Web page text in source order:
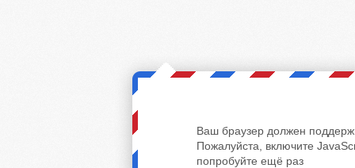
Ваш браузер должен
Пожалуйста, включите
попробуйте ещё раз